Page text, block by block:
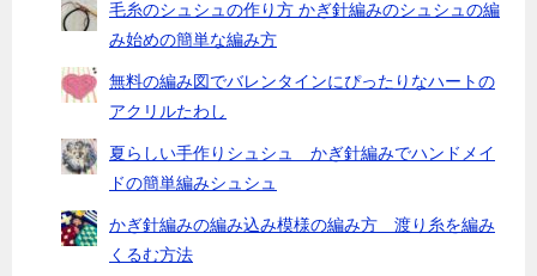
毛糸のシュシュの作り方 かぎ針編みのシュシュの編
み始めの簡単な編み方
無料の編み図でバレンタインにぴったりなハートの
アクリルたわし
夏らしい手作りシュシュ かぎ針編みでハンドメイ
ドの簡単編みシュシュ
かぎ針編みの編み込み模様の編み方 渡り糸を編み
くるむ方法